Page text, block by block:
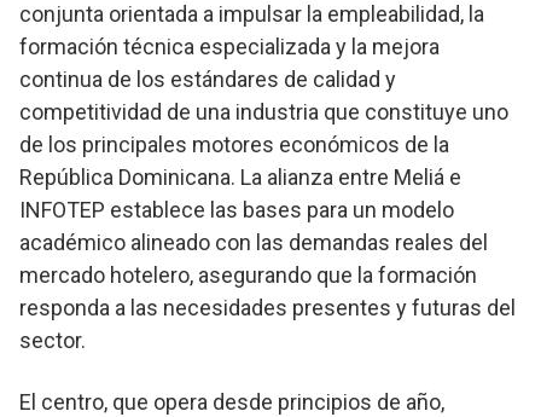
conjunta orientada a impulsar la empleabilidad, la
formación técnica especializada y la mejora
continua de los estándares de calidad y
competitividad de una industria que constituye uno
de los principales motores económicos de la
República Dominicana. La alianza entre Meliá e
INFOTEP establece las bases para un modelo
académico alineado con las demandas reales del
mercado hotelero, asegurando que la formación
responda a las necesidades presentes y futuras del
sector.
El centro, que opera desde principios de año,